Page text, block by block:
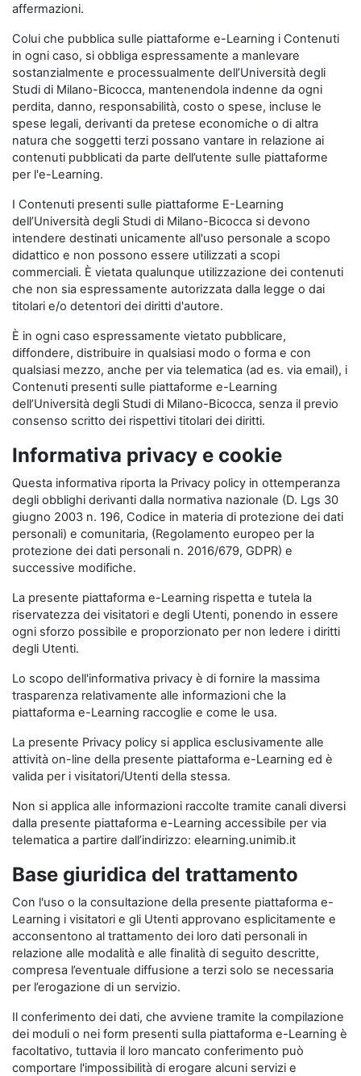
affermazioni.
Colui che pubblica sulle piattaforme e-Learning i Contenuti
in ogni caso, si obbliga espressamente a manlevare
sostanzialmente e processualmente dell’Università degli
Studi di Milano-Bicocca, mantenendola indenne da ogni
perdita, danno, responsabilità, costo o spese, incluse le
spese legali, derivanti da pretese economiche o di altra
natura che soggetti terzi possano vantare in relazione ai
contenuti pubblicati da parte dell’utente sulle piattaforme
per l'e-Learning.
I Contenuti presenti sulle piattaforme E-Learning
dell’Università degli Studi di Milano-Bicocca si devono
intendere destinati unicamente all'uso personale a scopo
didattico e non possono essere utilizzati a scopi
commerciali. È vietata qualunque utilizzazione dei contenuti
che non sia espressamente autorizzata dalla legge o dai
titolari e/o detentori dei diritti d'autore.
È in ogni caso espressamente vietato pubblicare,
diffondere, distribuire in qualsiasi modo o forma e con
qualsiasi mezzo, anche per via telematica (ad es. via email), i
Contenuti presenti sulle piattaforme e-Learning
dell’Università degli Studi di Milano-Bicocca, senza il previo
consenso scritto dei rispettivi titolari dei diritti.
Informativa privacy e cookie
Questa informativa riporta la Privacy policy in ottemperanza
degli obblighi derivanti dalla normativa nazionale (D. Lgs 30
giugno 2003 n. 196, Codice in materia di protezione dei dati
personali) e comunitaria, (Regolamento europeo per la
protezione dei dati personali n. 2016/679, GDPR) e
successive modifiche.
La presente piattaforma e-Learning rispetta e tutela la
riservatezza dei visitatori e degli Utenti, ponendo in essere
ogni sforzo possibile e proporzionato per non ledere i diritti
degli Utenti.
Lo scopo dell'informativa privacy è di fornire la massima
trasparenza relativamente alle informazioni che la
piattaforma e-Learning raccoglie e come le usa.
La presente Privacy policy si applica esclusivamente alle
attività on-line della presente piattaforma e-Learning ed è
valida per i visitatori/Utenti della stessa.
Non si applica alle informazioni raccolte tramite canali diversi
dalla presente piattaforma e-Learning accessibile per via
telematica a partire dall’indirizzo: elearning.unimib.it
Base giuridica del trattamento
Con l'uso o la consultazione della presente piattaforma e-
Learning i visitatori e gli Utenti approvano esplicitamente e
acconsentono al trattamento dei loro dati personali in
relazione alle modalità e alle finalità di seguito descritte,
compresa l’eventuale diffusione a terzi solo se necessaria
per l’erogazione di un servizio.
Il conferimento dei dati, che avviene tramite la compilazione
dei moduli o nei form presenti sulla piattaforma e-Learning è
facoltativo, tuttavia il loro mancato conferimento può
comportare l'impossibilità di erogare alcuni servizi e